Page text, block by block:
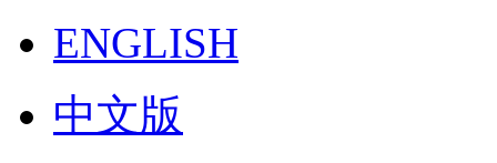
ENGLISH
中文版